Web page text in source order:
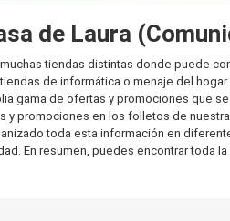
de Laura
tiendas distintas donde puede
de informática o menaje del
gama de ofertas y promociones que
promociones en los folletos de
toda esta información en
En resumen, puedes encontrar